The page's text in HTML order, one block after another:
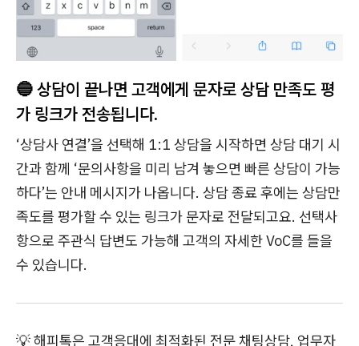
🔵 상담이 끝나면 고객에게 문자로 상담 만족도 평
가 링크가 전송됩니다.
‘상담사 연결’을 선택해 1:1 상담을 시작하면 상담 대기 시
간과 함께 ‘문의사항을 미리 남겨 놓으면 빠른 상담이 가능
하다’는 안내 메시지가 나옵니다. 상담 종료 후에는 상담만
족도를 평가할 수 있는 링크가 문자로 전달되고요. 선택사
항으로 주관식 답변도 가능해 고객의 자세한 VoC를 들을
수 있습니다.
💡 해피톡은 고객응대에 최적화된 전문 채팅상담, 업무자